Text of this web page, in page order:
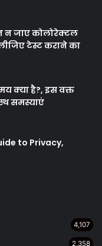
न जाए कोलोरेक्टल
टेस्ट कराने का
क्‍या है?, इस वक्त
समस्याएं
to Privacy,
4,107
2,358